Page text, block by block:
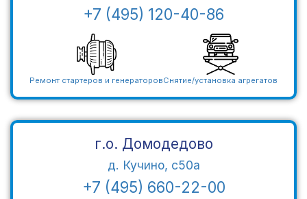
+7 (495) 120-40-86
Ремонт стартеров и генераторовСнятие/установка агрегатов
г.о. Домодедово
д. Кучино, с50а
+7 (495) 660-22-00